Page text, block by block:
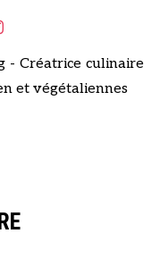
- Créatrice culinaire
et végétaliennes